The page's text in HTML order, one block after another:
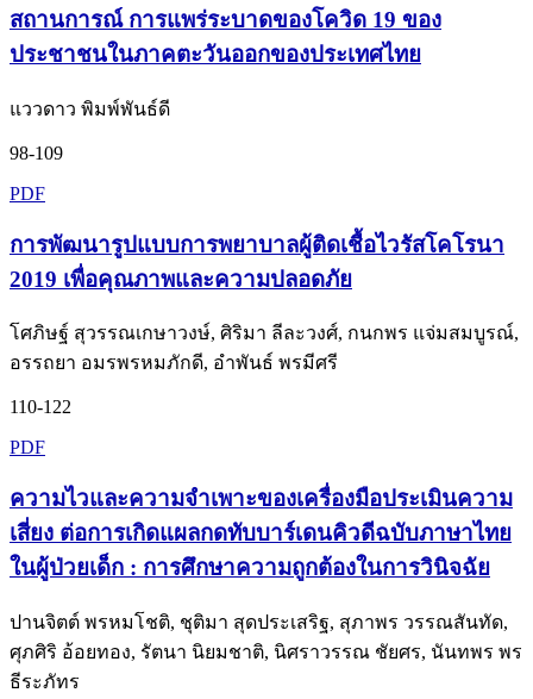
สถานการณ์ การแพร่ระบาดของโควิด 19 ของ
ประชาชนในภาคตะวันออกของประเทศไทย
แววดาว พิมพ์พันธ์ดี
98-109
PDF
การพัฒนารูปแบบการพยาบาลผู้ติดเชื้อไวรัสโคโรนา
2019 เพื่อคุณภาพและความปลอดภัย
โศภิษฐ์ สุวรรณเกษาวงษ์, ศิริมา ลีละวงศ์, กนกพร แจ่มสมบูรณ์,
อรรถยา อมรพรหมภักดี, อำพันธ์ พรมีศรี
110-122
PDF
ความไวและความจำเพาะของเครื่องมือประเมินความ
เสี่ยง ต่อการเกิดแผลกดทับบาร์เดนคิวดีฉบับภาษาไทย
ในผู้ป่วยเด็ก : การศึกษาความถูกต้องในการวินิจฉัย
ปานจิตต์ พรหมโชติ, ชุติมา สุดประเสริฐ, สุภาพร วรรณสันทัด,
ศุภศิริ อ้อยทอง, รัตนา นิยมชาติ, นิศราวรรณ ชัยศร, นันทพร พร
ธีระภัทร